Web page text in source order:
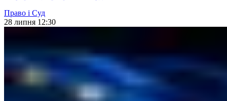
Право і Суд
28 липня 12:30